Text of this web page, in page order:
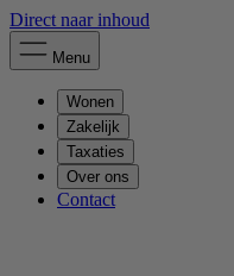
Direct naar inhoud
Menu
Wonen
Zakelijk
Taxaties
Over ons
Contact